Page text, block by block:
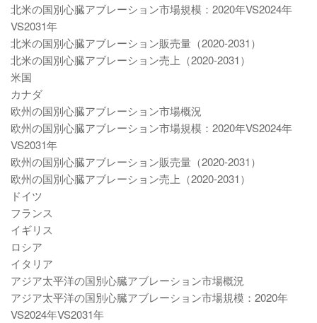
北米の国別心臓アブレーション市場規模：2020年VS2024年
VS2031年
北米の国別心臓アブレーション販売量（2020-2031）
北米の国別心臓アブレーション売上（2020-2031）
米国
カナダ
欧州の国別心臓アブレーション市場概況
欧州の国別心臓アブレーション市場規模：2020年VS2024年
VS2031年
欧州の国別心臓アブレーション販売量（2020-2031）
欧州の国別心臓アブレーション売上（2020-2031）
ドイツ
フランス
イギリス
ロシア
イタリア
アジア太平洋の国別心臓アブレーション市場概況
アジア太平洋の国別心臓アブレーション市場規模：2020年
VS2024年VS2031年